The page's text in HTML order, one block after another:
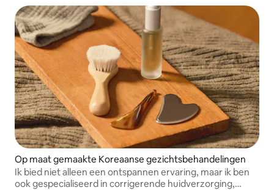
Op maat gemaakte Koreaanse gezichtsbehandelingen
Ik bied niet alleen een ontspannen ervaring, maar ik ben
ook gespecialiseerd in corrigerende huidverzorging,